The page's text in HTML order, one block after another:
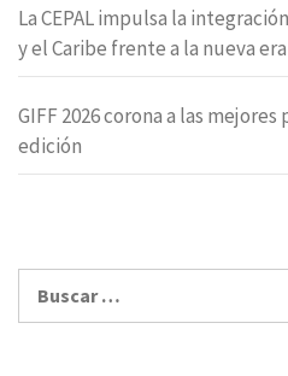
La CEPAL impulsa la
y el Caribe frente a la nueva
GIFF 2026 corona a las
edición